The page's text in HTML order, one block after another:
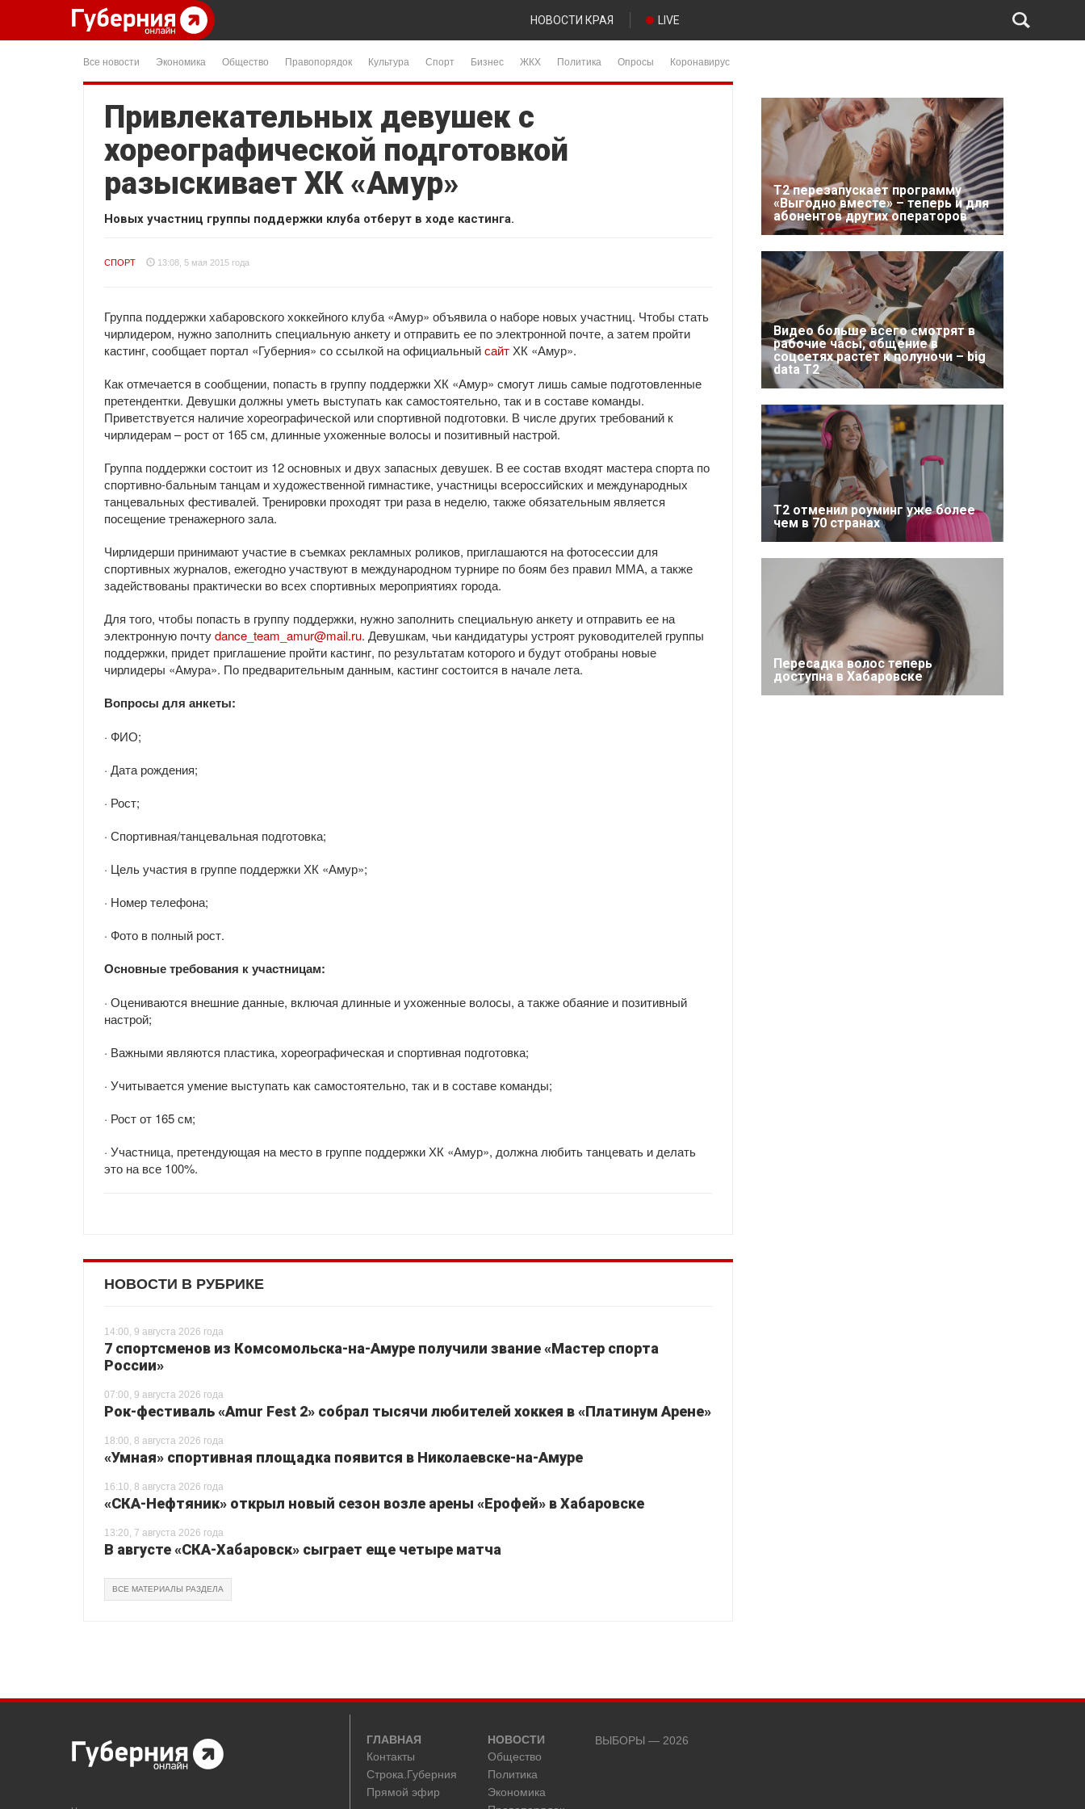
НОВОСТИ КРАЯ LIVE
Все новости Экономика Общество Правопорядок Культура Спорт Бизнес ЖКХ Политика Опросы Коронавирус
Привлекательных девушек с
хореографической подготовкой
разыскивает ХК «Амур»
Новых участниц группы поддержки клуба отберут в ходе кастинга.
СПОРТ 13:08, 5 мая 2015 года
Группа поддержки хабаровского хоккейного клуба «Амур» объявила о наборе новых участниц. Чтобы стать
чирлидером, нужно заполнить специальную анкету и отправить ее по электронной почте, а затем пройти
кастинг, сообщает портал «Губерния» со ссылкой на официальныйсайт ХК «Амур».
Как отмечается в сообщении, попасть в группу поддержки ХК «Амур» смогут лишь самые подготовленные
претендентки. Девушки должны уметь выступать как самостоятельно, так и в составе команды.
Приветствуется наличие хореографической или спортивной подготовки. В числе других требований к
чирлидерам – рост от 165 см, длинные ухоженные волосы и позитивный настрой.
Группа поддержки состоит из 12 основных и двух запасных девушек. В ее состав входят мастера спорта по
спортивно-бальным танцам и художественной гимнастике, участницы всероссийских и международных
танцевальных фестивалей. Тренировки проходят три раза в неделю, также обязательным является
посещение тренажерного зала.
Чирлидерши принимают участие в съемках рекламных роликов, приглашаются на фотосессии для
спортивных журналов, ежегодно участвуют в международном турнире по боям без правил ММА, а также
задействованы практически во всех спортивных мероприятиях города.
Для того, чтобы попасть в группу поддержки, нужно заполнить специальную анкету и отправить ее на
электронную почтуdance_team_amur@mail.ru. Девушкам, чьи кандидатуры устроят руководителей группы
поддержки, придет приглашение пройти кастинг, по результатам которого и будут отобраны новые
чирлидеры «Амура». По предварительным данным, кастинг состоится в начале лета.
Вопросы для анкеты:
· ФИО;
· Дата рождения;
· Рост;
· Спортивная/танцевальная подготовка;
· Цель участия в группе поддержки ХК «Амур»;
· Номер телефона;
· Фото в полный рост.
Основные требования к участницам:
· Оцениваются внешние данные, включая длинные и ухоженные волосы, а также обаяние и позитивный
настрой;
· Важными являются пластика, хореографическая и спортивная подготовка;
· Учитывается умение выступать как самостоятельно, так и в составе команды;
· Рост от 165 см;
· Участница, претендующая на место в группе поддержки ХК «Амур», должна любить танцевать и делать
это на все 100%.
НОВОСТИ В РУБРИКЕ
14:00, 9 августа 2026 года
7 спортсменов из Комсомольска-на-Амуре получили звание «Мастер спорта
России»
07:00, 9 августа 2026 года
Рок-фестиваль «Amur Fest 2» собрал тысячи любителей хоккея в «Платинум Арене»
18:00, 8 августа 2026 года
«Умная» спортивная площадка появится в Николаевске-на-Амуре
16:10, 8 августа 2026 года
«СКА-Нефтяник» открыл новый сезон возле арены «Ерофей» в Хабаровске
13:20, 7 августа 2026 года
В августе «СКА-Хабаровск» сыграет еще четыре матча
ВСЕ МАТЕРИАЛЫ РАЗДЕЛА
Т2 перезапускает программу
«Выгодно вместе» – теперь и для
абонентов других операторов
Видео больше всего смотрят в
рабочие часы, общение в
соцсетях растет к полуночи – big
data T2
Т2 отменил роуминг уже более
чем в 70 странах
Пересадка волос теперь
доступна в Хабаровске
ГЛАВНАЯ
Контакты
Строка.Губерния
Прямой эфир
НОВОСТИ
Общество
Политика
Экономика
ВЫБОРЫ — 2026